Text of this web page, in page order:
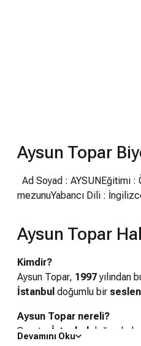
Aysun Topar
Ad Soyad : AYSUNEğitimi
mezunuYabancı Dili :
Aysun Topar
Kimdir?
Aysun Topar, 1997yılından
İstanbul doğumlu bir
Aysun Topar nereli?
Sanatçı İstanbul doğumludur.
Devamını Oku